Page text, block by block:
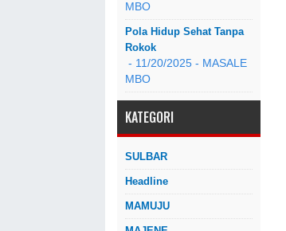
MBO
Pola Hidup Sehat Tanpa
Rokok
- 11/20/2025 - MASALE
MBO
KATEGORI
SULBAR
Headline
MAMUJU